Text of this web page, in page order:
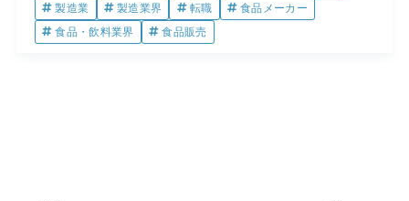
製造業
製造業界 転職
食品メーカー
食品・飲料業界
食品販売